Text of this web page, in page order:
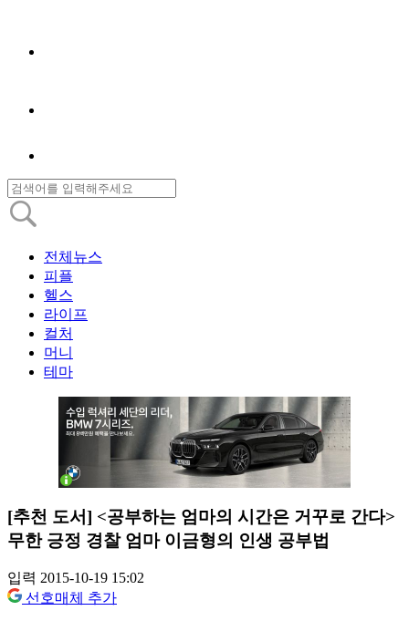
전체뉴스
피플
헬스
라이프
컬처
머니
테마
[추천 도서] <공부하는 엄마의 시간은 거꾸로 간다>
무한 긍정 경찰 엄마 이금형의 인생 공부법
입력 2015-10-19 15:02
선호매체 추가